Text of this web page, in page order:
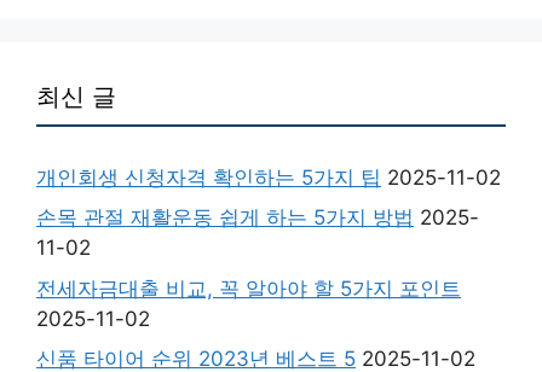
최신 글
개인회생 신청자격 확인하는 5가지 팁 2025-11-02
손목 관절 재활운동 쉽게 하는 5가지 방법 2025-
11-02
전세자금대출 비교, 꼭 알아야 할 5가지 포인트
2025-11-02
신품 타이어 순위 2023년 베스트 5 2025-11-02